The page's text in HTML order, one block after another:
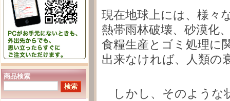
商品検索
現在地球上には、様々
熱帯雨林破壊、砂漠化
食糧生産とゴミ処理に
出来なければ、人類の
しかし、そのような